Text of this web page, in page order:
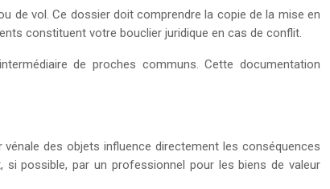
de vol. Ce dossier doit comprendre la copie de la mise en
constituent votre bouclier juridique en cas de conflit.
de proches communs. Cette documentation
des objets influence directement les conséquences
possible, par un professionnel pour les biens de valeur